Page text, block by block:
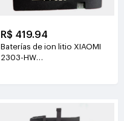
R$ 419.94
Baterías de ion litio XIAOMI
2303-HW